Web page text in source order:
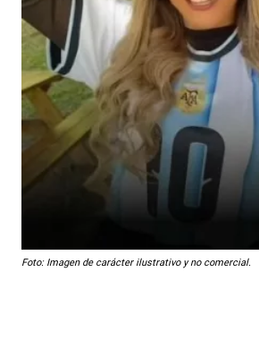
Foto: Imagen de carácter ilustrativo y no comercial.